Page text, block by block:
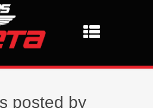
posted by